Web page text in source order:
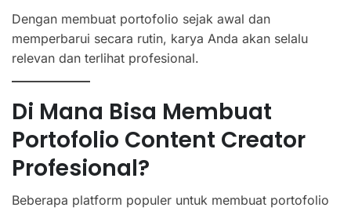
Dengan membuat portofolio sejak awal dan
memperbarui secara rutin, karya Anda akan selalu
relevan dan terlihat profesional.
Di Mana Bisa Membuat
Portofolio Content Creator
Profesional?
Beberapa platform populer untuk membuat portofolio